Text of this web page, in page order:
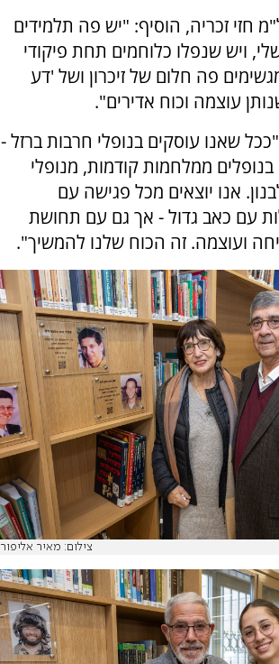
חזי זכריה, הוסיף: "יש פה תלמידים
ויש שנפלו כלוחמים תחת פיקודי
פה חלום של זיכרון ושל 'דע
עוצמה וכוח אדירים".
שאנו עוסקים בנופלי חרבות ברזל -
ממלחמות קודמות, מנופלי
אנו יוצאים מכל פגישה עם
עם כאב גדול - אך גם עם תחושת
ועוצמה. זה הכוח שלנו להמשיך".
צילום: מאיר אליפור